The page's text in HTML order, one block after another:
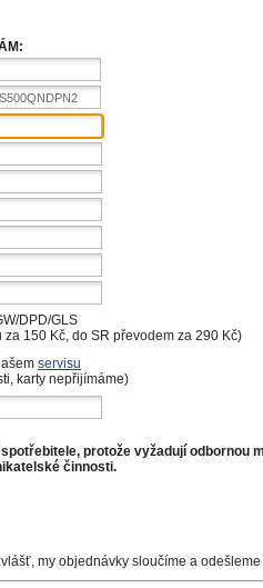
DPD/GLS
za 150 Kč, do SR převodem za 290 Kč)
servisu
karty nepřijímáme)
protože vyžadují odbornou
činnosti.
my objednávky sloučíme a